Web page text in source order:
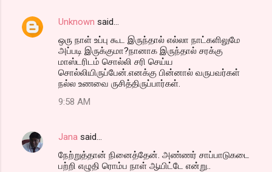
Unknown said…
ஒரு நாள் உப்பு கூட இருந்தால் எல்லா நாட்களிலுமே
அப்படி இருக்குமா?நானாக இருந்தால் சரக்கு
மாஸ்டரிடம் சொல்லி சரி செய்ய
சொல்லியிருப்பேன்.எனக்கு பின்னால் வருபவர்கள்
நல்ல உணவை ருசித்திருப்பார்கள்.
9:58 AM
Jana said…
நேற்றுத்தான் நினைத்தேன். அண்ணர் சாப்பாடுகடை
பற்றி எழுதி ரொம்ப நாள் ஆயிட்டே என்று..